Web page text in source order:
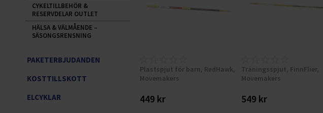
Plastspjut för barn, RedHawk,
Movemakers
449 kr
Träningsspjut, FinnFlier,
Movemakers
549 kr
CYKELTILLBEHÖR &
RESERVDELAR OUTLET
HÄLSA & VÄLMÅENDE –
SÄSONGSRENSNING
PAKETERBJUDANDEN
KOSTTILLSKOTT
ELCYKLAR